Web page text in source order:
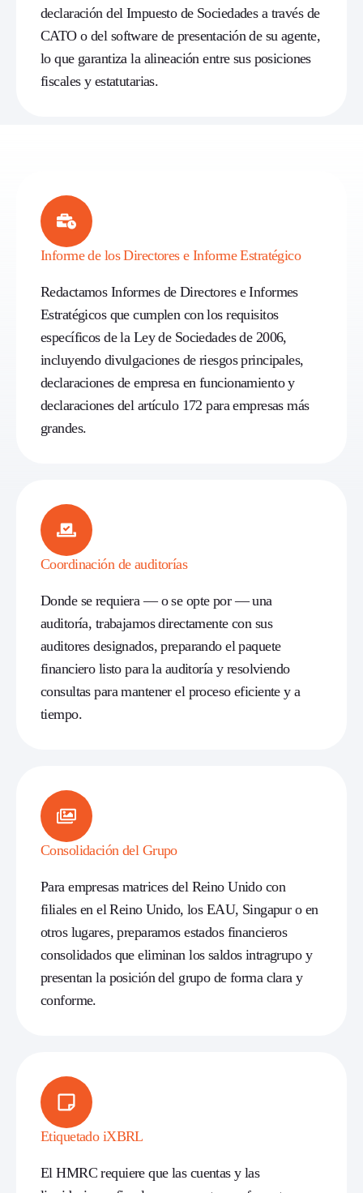
declaración del Impuesto de Sociedades a través de
CATO o del software de presentación de su agente,
lo que garantiza la alineación entre sus posiciones
fiscales y estatutarias.
Informe de los Directores e Informe Estratégico
Redactamos Informes de Directores e Informes
Estratégicos que cumplen con los requisitos
específicos de la Ley de Sociedades de 2006,
incluyendo divulgaciones de riesgos principales,
declaraciones de empresa en funcionamiento y
declaraciones del artículo 172 para empresas más
grandes.
Coordinación de auditorías
Donde se requiera — o se opte por — una
auditoría, trabajamos directamente con sus
auditores designados, preparando el paquete
financiero listo para la auditoría y resolviendo
consultas para mantener el proceso eficiente y a
tiempo.
Consolidación del Grupo
Para empresas matrices del Reino Unido con
filiales en el Reino Unido, los EAU, Singapur o en
otros lugares, preparamos estados financieros
consolidados que eliminan los saldos intragrupo y
presentan la posición del grupo de forma clara y
conforme.
Etiquetado iXBRL
El HMRC requiere que las cuentas y las